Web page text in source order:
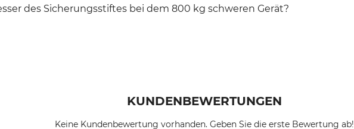
des Sicherungsstiftes bei dem 800 kg schweren Gerät?
KUNDENBEWERTUNGEN
Keine Kundenbewertung vorhanden. Geben Sie die erste Bewertung ab!